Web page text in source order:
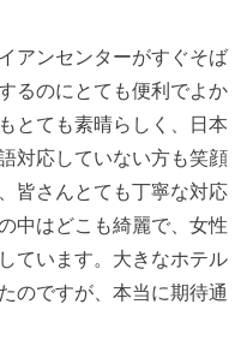
アンセンターがすぐそば
るのにとても便利でよか
とても素晴らしく、日本
対応していない方も笑顔
皆さんとても丁寧な対応
中はどこも綺麗で、女性
ています。大きなホテル
のですが、本当に期待通